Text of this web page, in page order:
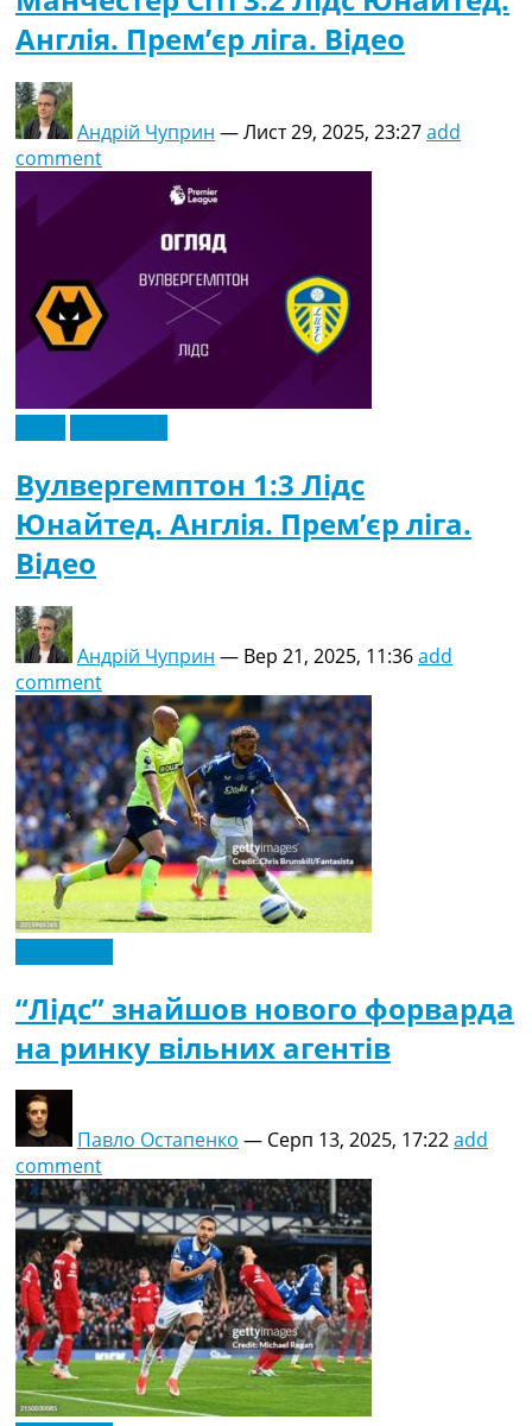
Англія. Прем’єр ліга. Відео
Андрій Чуприн —Лист 29, 2025, 23:27add
comment
Вулвергемптон 1:3 Лідс
Юнайтед. Англія. Прем’єр ліга.
Відео
Андрій Чуприн — Вер 21, 2025, 11:36add
comment
“Лідс” знайшов нового форварда
на ринку вільних агентів
Павло Остапенко — Серп 13, 2025, 17:22add
comment